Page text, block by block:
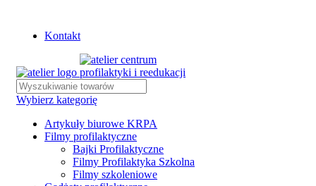
Kontakt
Wybierz kategorię
Artykuły biurowe KRPA
Filmy profilaktyczne
Bajki Profilaktyczne
Filmy Profilaktyka Szkolna
Filmy szkoleniowe